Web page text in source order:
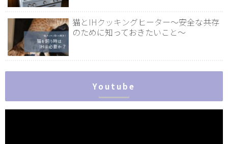
猫とIHクッキングヒーター～安全な共存
のために知っておきたいこと～
Youtube